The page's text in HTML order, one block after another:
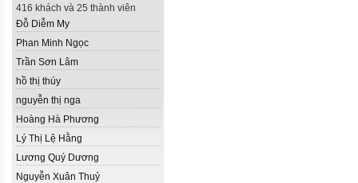
416 khách và 25 thành viên
Đỗ Diễm My
Phan Minh Ngọc
Trần Sơn Lâm
hồ thị thúy
nguyễn thị nga
Hoàng Hà Phương
Lý Thị Lệ Hằng
Lương Quý Dương
Nguyễn Xuân Thuỷ